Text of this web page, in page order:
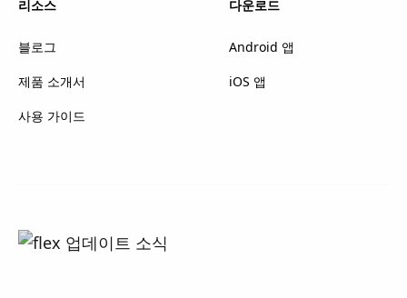
리소스
블로그
제품 소개서
사용 가이드
다운로드
Android 앱
iOS 앱